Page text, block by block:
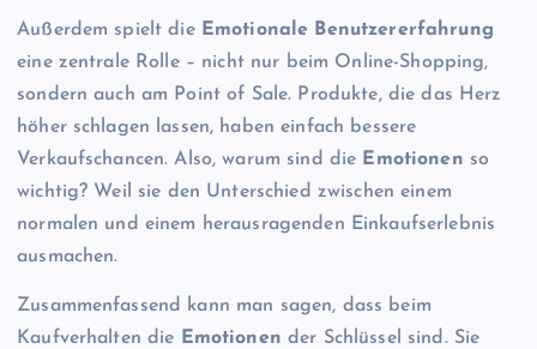
Außerdem spielt die Emotionale Benutzererfahrung
eine zentrale Rolle – nicht nur beim Online-Shopping,
sondern auch am Point of Sale. Produkte, die das Herz
höher schlagen lassen, haben einfach bessere
Verkaufschancen. Also, warum sind die Emotionen so
wichtig? Weil sie den Unterschied zwischen einem
normalen und einem herausragenden Einkaufserlebnis
ausmachen.
Zusammenfassend kann man sagen, dass beim
Kaufverhalten die
Emotionen der Schlüssel sind. Sie